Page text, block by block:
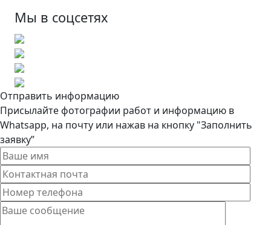
Мы в соцсетях
Отправить информацию
Присылайте фотографии работ и информацию в
Whatsapp, на почту или нажав на кнопку "Заполнить
заявку”